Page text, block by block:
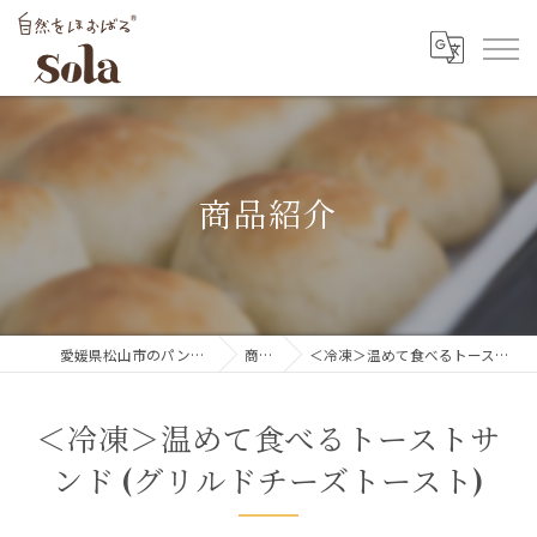
商品紹介
愛媛県松山市のパン屋なら自然をほおばるsola 商品紹介 ＜冷凍＞温めて食べるトーストサンド (グリルドチーズトースト)
＜冷凍＞温めて食べるトーストサ
ンド (グリルドチーズトースト)